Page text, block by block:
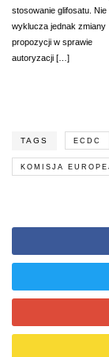
stosowanie glifosatu. Nie
wyklucza jednak zmiany
propozycji w sprawie
autoryzacji […]
TAGS ECDC
KOMISJA